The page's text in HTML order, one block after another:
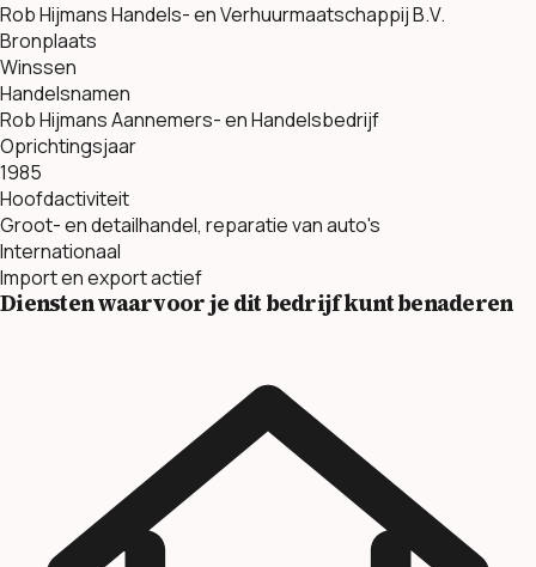
Rob Hijmans Handels- en Verhuurmaatschappij B.V.
Bronplaats
Winssen
Handelsnamen
Rob Hijmans Aannemers- en Handelsbedrijf
Oprichtingsjaar
1985
Hoofdactiviteit
Groot- en detailhandel, reparatie van auto's
Internationaal
Import en export actief
Diensten waarvoor je dit bedrijf kunt benaderen